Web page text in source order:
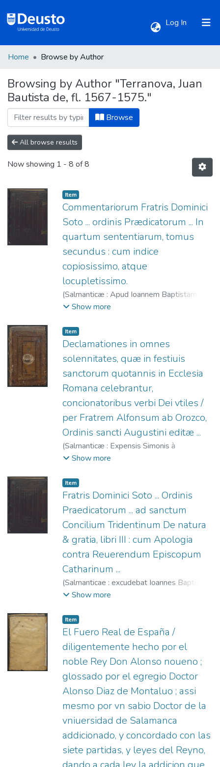
Log In (current)
All of DSpace
Home Browse by Author
Browsing by Author "Terranova, Juan
Bautista de, fl. 1567-1575."
Browse
All browse results
Now showing 1 - 8 of 8
Item
Commentariorum Fratris Dominici
Soto ... ordinis Prædicatorum ... In
quartum sententiarum, tomus
secundus : cum indice
copiosissimo, atque
locupletissimo.
(Salmanticæ : Apud Ioannem Baptistam à
Terranoua,1569/1568
Bautista de, fl. 1567-1575.
fl. 1550-1589.
Show more
Item
Declamationes in omnes
solennitates, quæ in festiuis
sanctorum quotannis in Ecclesia
Romana celebrantur,
concionatoribus verbi Dei vtiles /
per Fratrem Alfonsum ab Orozco,
Ordinis sancti Augustini editæ ...
(Salmanticæ : Expensis Simonis à
Portonarijs (apud Ioannem Baptistam à
1500-1591.
1567-1575.;Portonariis, Simón de, fl.
1568-1587.
Show more
Item
Fratris Dominici Soto ... Ordinis
Praedicatorum ... ad sanctum
Concilium Tridentinum De natura
& gratia, libri III : cum Apologia
contra Reuerendum Episcopum
Catharinum ...
(Salmanticae : excudebat Ioannes Baptista à
Terranoua,1570
1589.
1567-1575.
Show more
Item
El Fuero Real de España /
diligentemente hecho por el
noble Rey Don Alonso noueno ;
glossado por el egregio Doctor
Alonso Diaz de Montaluo ; assi
mesmo por vn sabio Doctor de la
vniuersidad de Salamanca
addicionado, y concordado con las
siete partidas, y leyes del Reyno,